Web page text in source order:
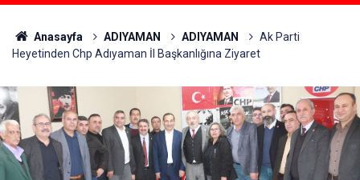
Anasayfa ADIYAMAN ADIYAMAN
Ak Parti
Heyetinden Chp Adıyaman İl Başkanlığına Ziyaret